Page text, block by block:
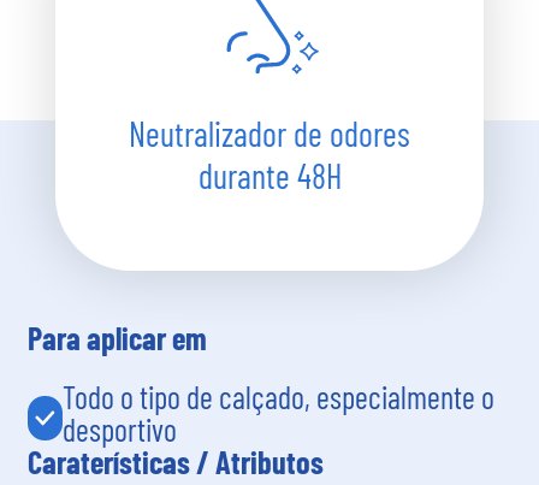
Neutralizador de odores
durante 48H
Para aplicar em
Todo o tipo de calçado, especialmente o
desportivo
Caraterísticas / Atributos